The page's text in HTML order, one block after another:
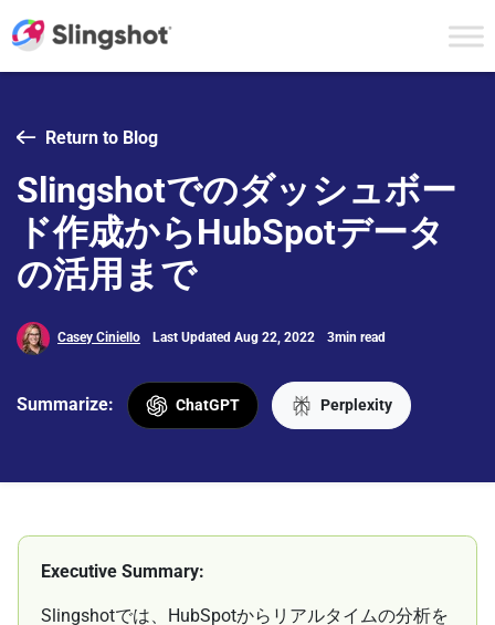
Return to Blog
Slingshotでのダッシュボー
ド作成からHubSpotデータ
の活用まで
Casey Ciniello Last Updated Aug 22, 2022 3min read
Summarize: ChatGPT Perplexity
Executive Summary:
Slingshotでは、HubSpotからリアルタイムの分析を